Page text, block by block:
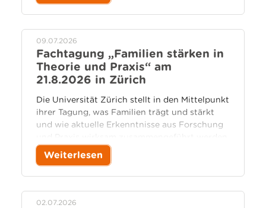
09.07.2026
Fachtagung „Familien stärken in
Theorie und Praxis“ am
21.8.2026 in Zürich
Die Universität Zürich stellt in den Mittelpunkt
ihrer Tagung, was Familien trägt und stärkt
und wie aktuelle Erkenntnisse aus Forschung
können.
Weiterlesen
02.07.2026